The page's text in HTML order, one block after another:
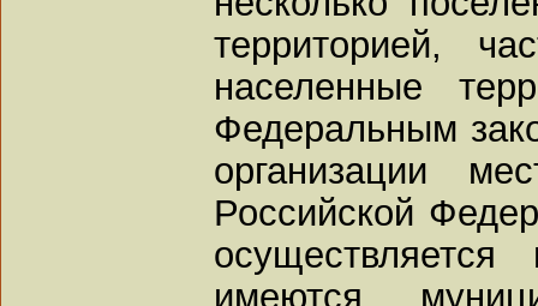
территорией,
населенные
Федеральным
организации
Российской
осуществляется
имеются